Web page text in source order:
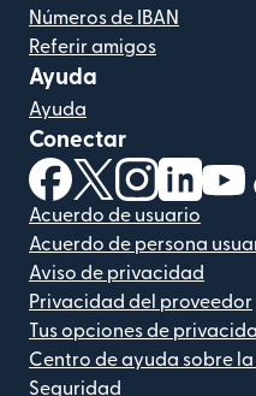
Números de IBAN
Referir amigos
Ayuda
Ayuda
Conectar
(se abre en una
(se abre en una
(se abre
(se
Acuerdo de usuario
Acuerdo de persona
Aviso de privacidad
Privacidad del proveedor
Tus opciones de
Centro de ayuda sobre
Seguridad